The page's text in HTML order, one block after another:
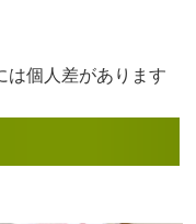
個人差があります